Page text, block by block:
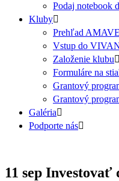
Podaj notebook
Kluby
Prehľad
Vstup do
Založenie klubu
Formuláre na
Grantový
Grantový
Galéria
Podporte nás
11 sep Investovať